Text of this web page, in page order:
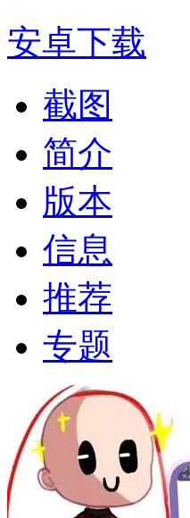
安卓下载
截图
简介
版本
信息
推荐
专题